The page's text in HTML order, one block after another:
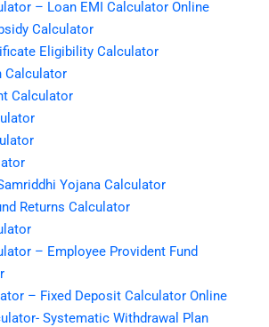
– Loan EMI Calculator Online
Calculator
Eligibility Calculator
Calculator
Calculator
Yojana Calculator
Returns Calculator
– Employee Provident Fund
– Fixed Deposit Calculator Online
Systematic Withdrawal Plan